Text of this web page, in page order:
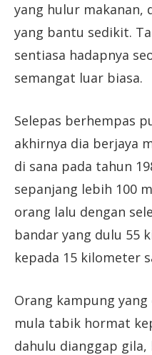
yang hulur makanan,
yang bantu sedikit.
sentiasa hadapnya
semangat luar biasa.
Selepas berhempas
akhirnya dia berjaya
di sana pada tahun
sepanjang lebih 100
orang lalu dengan
bandar yang dulu 55
kepada 15 kilometer
Orang kampung
mula tabik hormat
dahulu dianggap